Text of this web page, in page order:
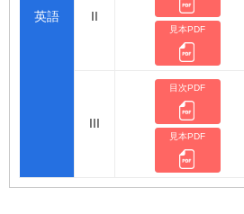
英語 II
見本PDF
III
目次PDF
見本PDF